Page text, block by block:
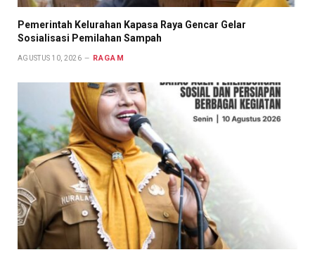
Pemerintah Kelurahan Kapasa Raya Gencar Gelar
Sosialisasi Pemilahan Sampah
AGUSTUS 10, 2026 RAGAM